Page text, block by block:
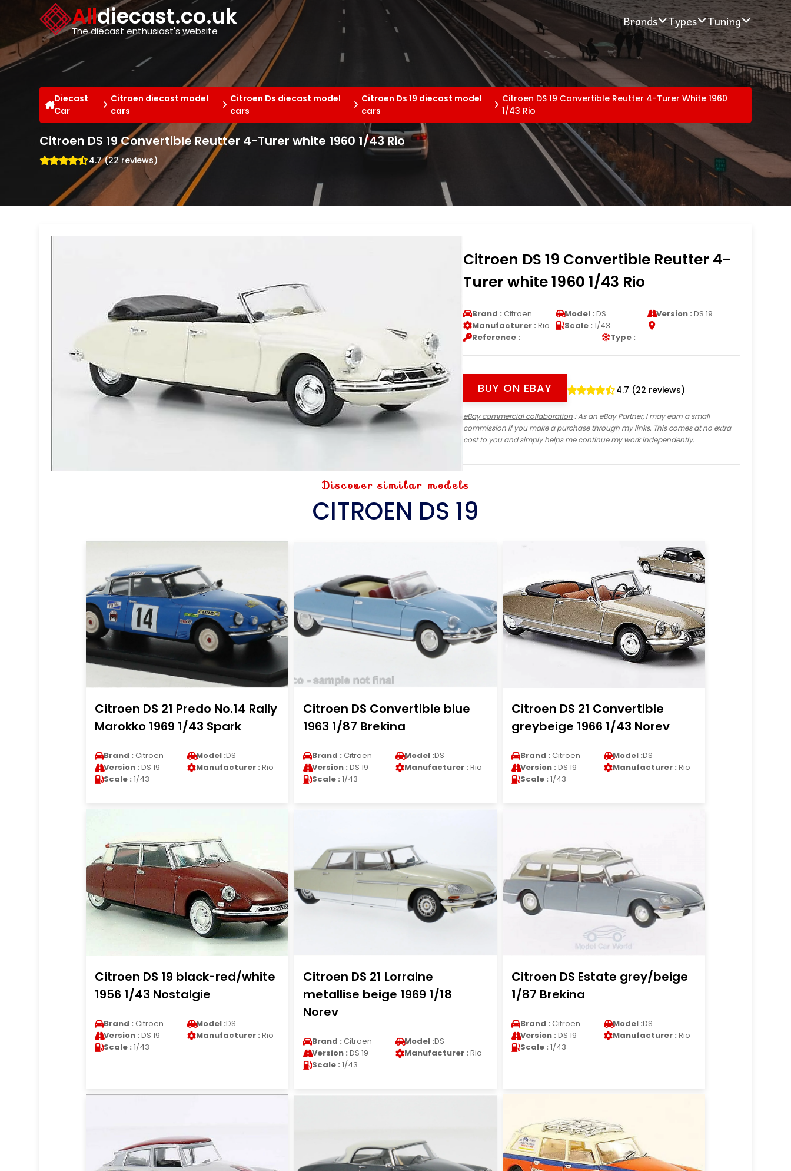
Alldiecast.co.uk
The diecast enthusiast's website
Brands Types Tuning
Diecast
Car
Citroen diecast model
cars
Citroen Ds diecast model
cars
Citroen Ds 19 diecast model
cars
Citroen DS 19 Convertible Reutter 4-Turer White 1960
1/43 Rio
Citroen DS 19 Convertible Reutter 4-Turer white 1960 1/43 Rio
4.7 (22 reviews)
Citroen DS 19 Convertible Reutter 4-
Turer white 1960 1/43 Rio
Brand : Citroen Model : DS Version : DS 19
Manufacturer : Rio Scale : 1/43
Reference :
Type :
BUY ON EBAY 4.7 (22 reviews)
eBay commercial collaboration: As an eBay Partner, I may earn a small
commission if you make a purchase through my links. This comes at no extra
cost to you and simply helps me continue my work independently.
Discover similar models
CITROEN DS 19
Citroen DS 21 Predo No.14 Rally
Marokko 1969 1/43 Spark
Brand : Citroen Model :DS
Version : DS 19 Manufacturer : Rio
Scale : 1/43
Citroen DS Convertible blue
1963 1/87 Brekina
Brand : Citroen Model :DS
Version : DS 19 Manufacturer : Rio
Scale : 1/43
Citroen DS 21 Convertible
greybeige 1966 1/43 Norev
Brand : Citroen Model :DS
Version : DS 19 Manufacturer : Rio
Scale : 1/43
Citroen DS 19 black-red/white
1956 1/43 Nostalgie
Brand : Citroen Model :DS
Version : DS 19 Manufacturer : Rio
Scale : 1/43
Citroen DS 21 Lorraine
metallise beige 1969 1/18
Norev
Brand : Citroen Model :DS
Version : DS 19 Manufacturer : Rio
Scale : 1/43
Citroen DS Estate grey/beige
1/87 Brekina
Brand : Citroen Model :DS
Version : DS 19 Manufacturer : Rio
Scale : 1/43
Cookies management panel